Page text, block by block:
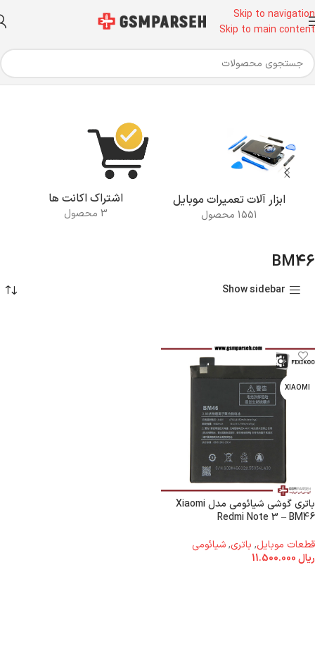
Skip to navigation
Skip to main content
خانه
ابزار آلات تعمیرات موبایل
1551 محصول
اشتراک اکانت ها
3 محصول
BM46
Show sidebar
XIAOMI
باتری گوشی شیائومی مدل Xiaomi
Redmi Note 3 – BM46
قطعات موبایل, باتری,شیائومی
ریال